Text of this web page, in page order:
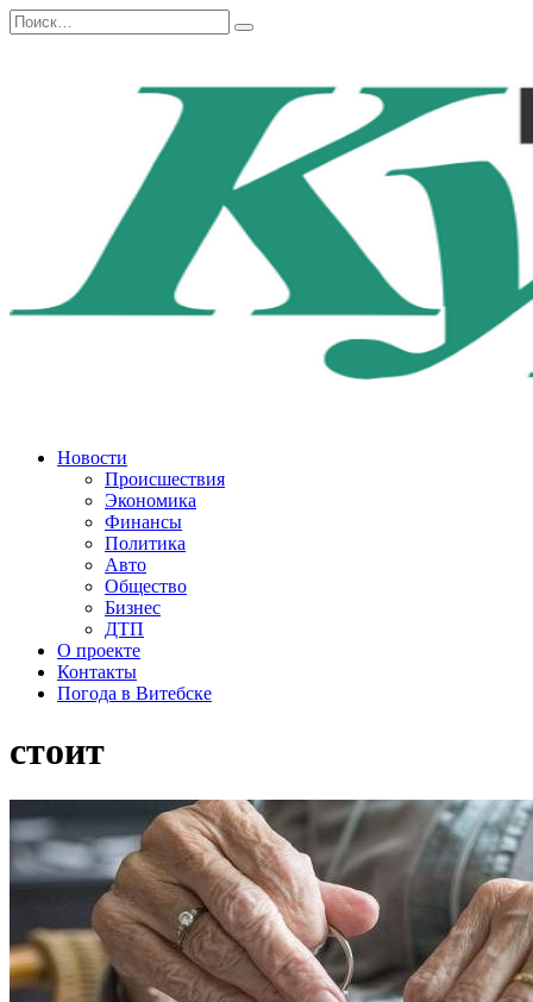
Перейти
к
Search
for:
Новости
Происшествия
Экономика
Финансы
Политика
Авто
Общество
Бизнес
ДТП
О проекте
Контакты
Погода в Витебске
стоит